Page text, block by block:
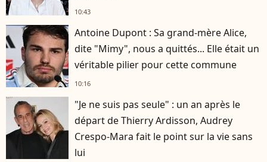
10:43
Antoine Dupont : Sa grand-mère Alice,
dite "Mimy", nous a quittés... Elle était un
véritable pilier pour cette commune
10:16
"Je ne suis pas seule" : un an après le
départ de Thierry Ardisson, Audrey
Crespo-Mara fait le point sur la vie sans
lui